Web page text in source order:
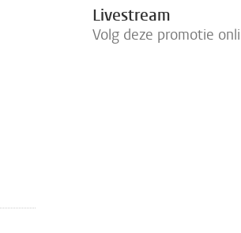
Livestream
Volg deze promotie